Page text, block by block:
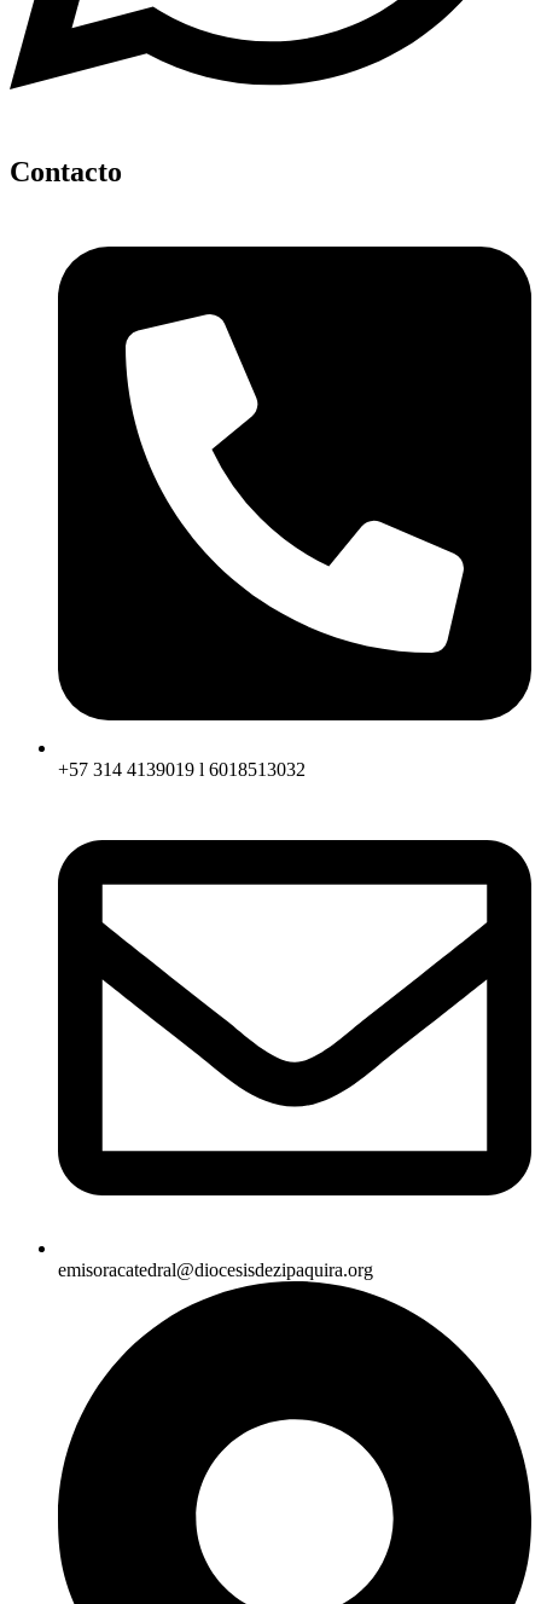
Contacto
+57 314 4139019 l 6018513032
emisoracatedral@diocesisdezipaquira.org